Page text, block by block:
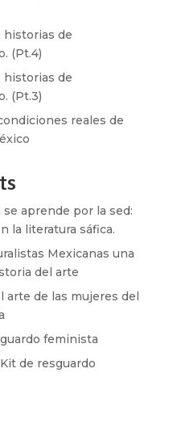
historias de
(Pt.4)
historias de
(Pt.3)
reales de
se aprende por la sed:
la literatura sáfica.
Mexicanas una
del arte
arte de las mujeres del
feminista
Kit de resguardo